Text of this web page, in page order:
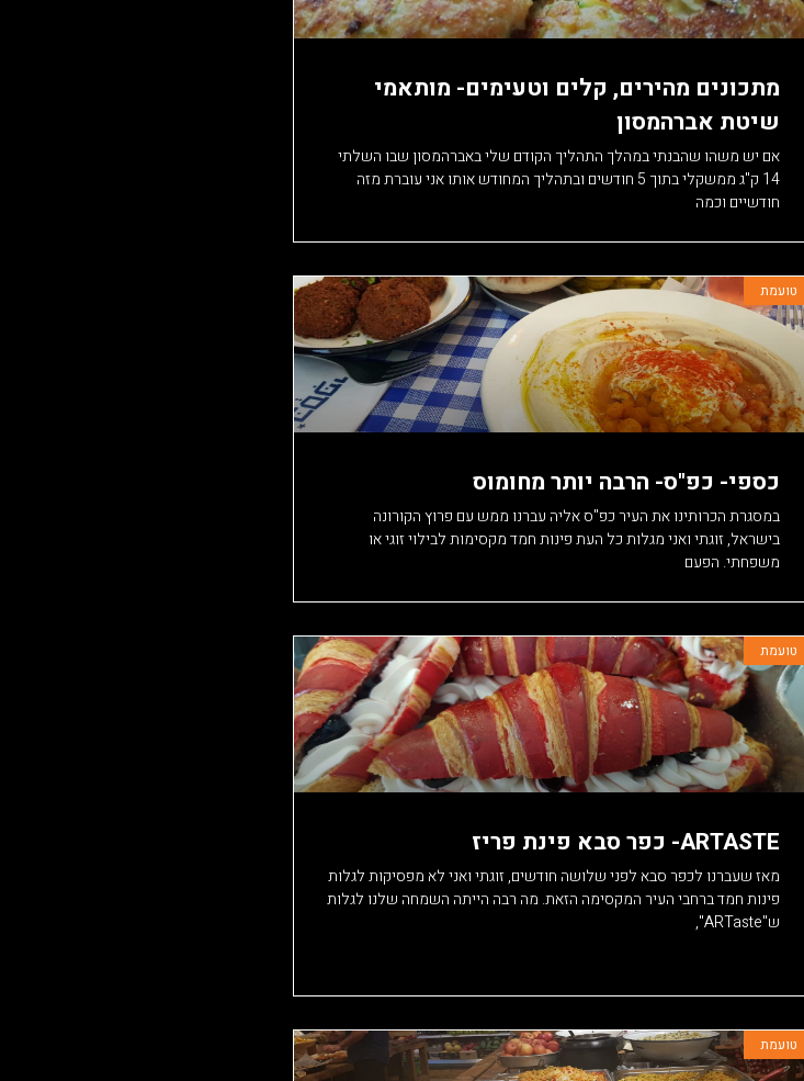
מתכונים מהירים, קלים וטעימים- מותאמי
שיטת אברהמסון
אם יש משהו שהבנתי במהלך התהליך הקודם שלי באברהמסון שבו השלתי
14 ק"ג ממשקלי בתוך 5 חודשים ובתהליך המחודש אותו אני עוברת מזה
חודשיים וכמה
טועמת
כספי- כפ"ס- הרבה יותר מחומוס
במסגרת הכרותינו את העיר כפ"ס אליה עברנו ממש עם פרוץ הקורונה
בישראל, זוגתי ואני מגלות כל העת פינות חמד מקסימות לבילוי זוגי או
משפחתי. הפעם
טועמת
ARTASTE- כפר סבא פינת פריז
מאז שעברנו לכפר סבא לפני שלושה חודשים, זוגתי ואני לא מפסיקות לגלות
פינות חמד ברחבי העיר המקסימה הזאת. מה רבה הייתה השמחה שלנו לגלות
ש"ARTaste",
טועמת